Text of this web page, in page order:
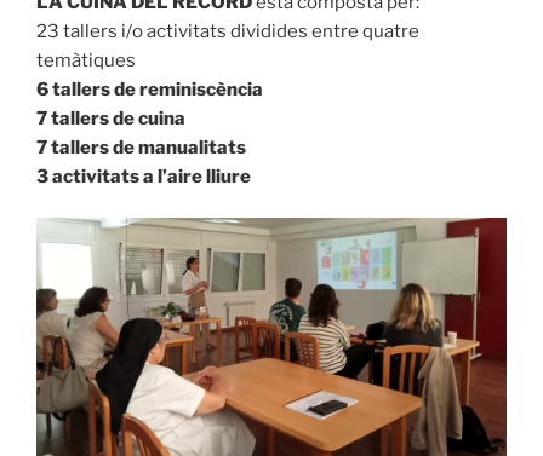
23 tallers i/o activitats dividides entre quatre
temàtiques
6 tallers de reminiscència
7 tallers de cuina
7 tallers de manualitats
3 activitats a l’aire lliure